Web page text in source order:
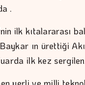
.
ilk kıtalararası
ın ürettiği
ilk kez